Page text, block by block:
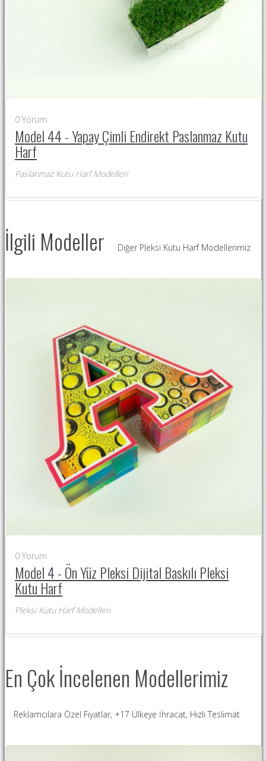
0 Yorum
Model 44 - Yapay Çimli Endirekt Paslanmaz Kutu
Harf
Paslanmaz Kutu Harf Modelleri
İlgili Modeller Diğer Pleksi Kutu Harf Modellerimiz
0 Yorum
Model 4 - Ön Yüz Pleksi Dijital Baskılı Pleksi
Kutu Harf
Pleksi Kutu Harf Modelleri
En Çok İncelenen Modellerimiz
Reklamcılara Özel Fiyatlar, +17 Ülkeye İhracat, Hızlı Teslimat